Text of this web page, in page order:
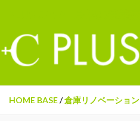
HOME BASE/倉庫リノベーション